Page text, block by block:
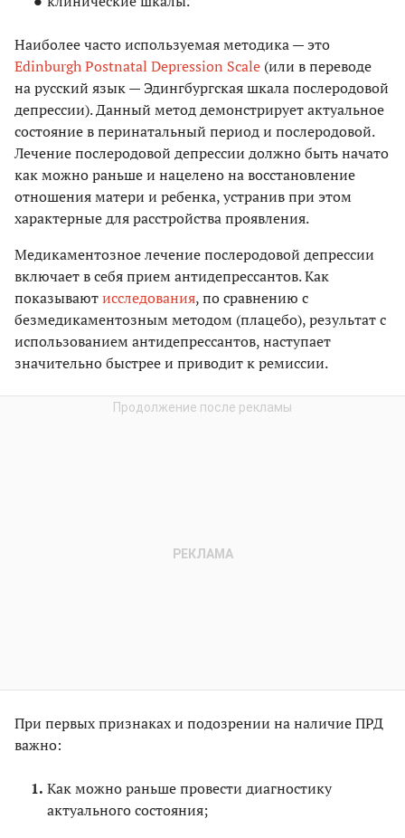
Наиболее часто используемая методика — это
Edinburgh Postnatal Depression Scale (или в переводе
на русский язык — Эдингбургская шкала послеродовой
депрессии). Данный метод демонстрирует актуальное
состояние в перинатальный период и послеродовой.
Лечение послеродовой депрессии должно быть начато
как можно раньше и нацелено на восстановление
отношения матери и ребенка, устранив при этом
характерные для расстройства проявления.
Медикаментозное лечение послеродовой депрессии
включает в себя прием антидепрессантов. Как
показываютисследования, по сравнению с
безмедикаментозным методом (плацебо), результат с
использованием антидепрессантов, наступает
значительно быстрее и приводит к ремиссии.
При первых признаках и подозрении на наличие ПРД
важно:
Как можно раньше провести диагностику
актуального состояния;